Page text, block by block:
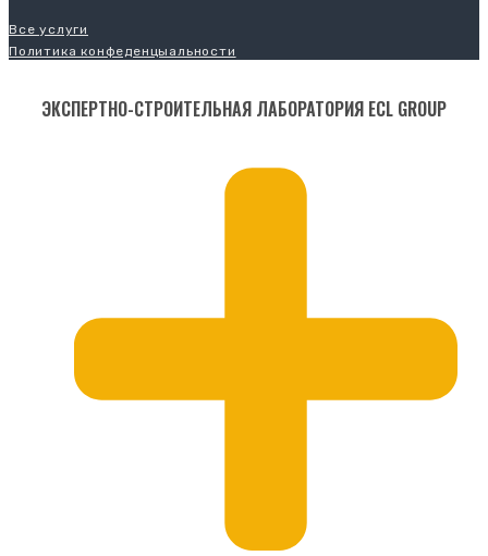
Все услуги
Политика конфеденцыальности
ЭКСПЕРТНО-СТРОИТЕЛЬНАЯ ЛАБОРАТОРИЯ ECL GROUP